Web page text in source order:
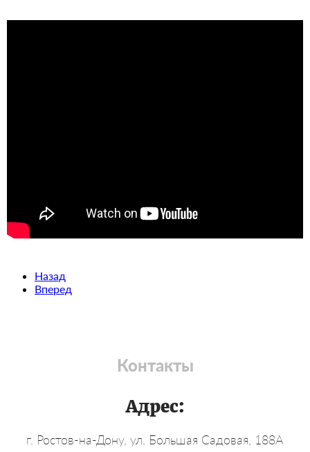
Назад
Вперед
Контакты
Адрес:
г. Ростов-на-Дону, ул. Большая Садовая, 188А